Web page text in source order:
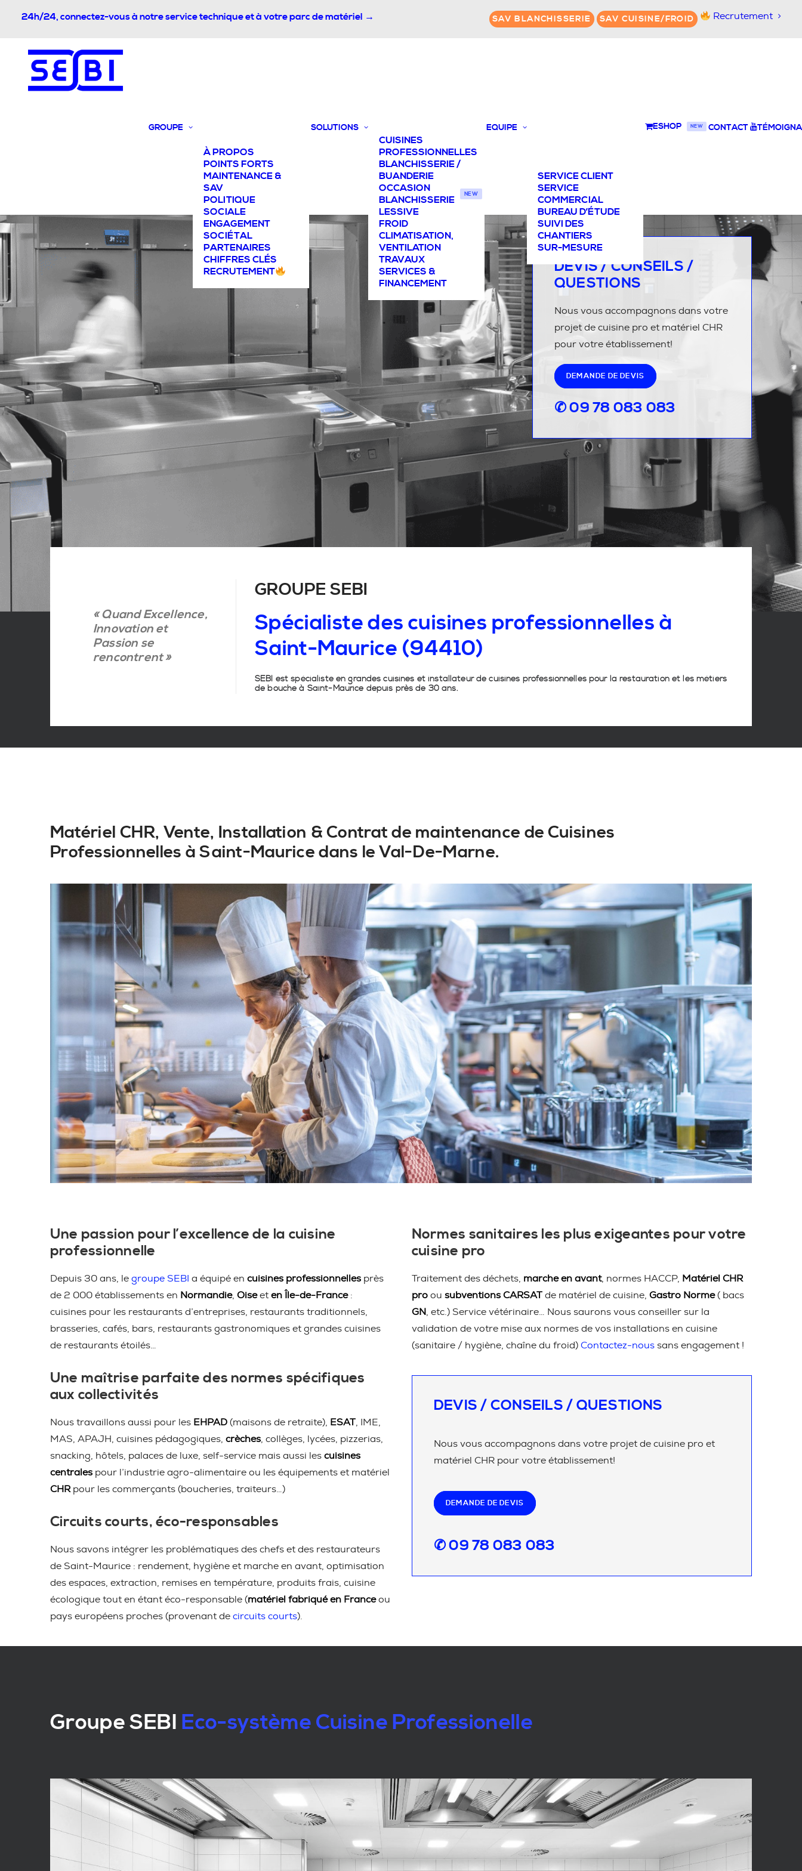
24h/24, connectez-vous à notre service technique et à votre parc de matériel → SAV BLANCHISSERIE SAV CUISINE/FROID Recrutement
GROUPE
À PROPOS
POINTS FORTS
MAINTENANCE &
SAV
POLITIQUE
SOCIALE
ENGAGEMENT
SOCIÉTAL
PARTENAIRES
CHIFFRES CLÉS
RECRUTEMENT
SOLUTIONS
CUISINES
PROFESSIONNELLES
BLANCHISSERIE /
BUANDERIE
OCCASION
BLANCHISSERIE
NEW
LESSIVE
FROID
CLIMATISATION,
VENTILATION
TRAVAUX
SERVICES &
FINANCEMENT
EQUIPE
SERVICE CLIENT
SERVICE
COMMERCIAL
BUREAU D’ÉTUDE
SUIVI DES
CHANTIERS
SUR-MESURE
ESHOP NEW CONTACT
DEVIS / CONSEILS /
QUESTIONS
Nous vous accompagnons dans votre
projet de cuisine pro et matériel CHR
pour votre établissement!
DEMANDE DE DEVIS
✆ 09 78 083 083
« Quand Excellence,
Innovation et
Passion se
rencontrent »
GROUPE SEBI
Spécialistedes cuisines professionnelles à
Saint-Maurice (94410)
SEBI est spécialiste en grandes cuisines et installateur de cuisines professionnelles pour la restauration et les métiers
de bouche à Saint-Maurice depuis près de 30 ans.
Matériel CHR, Vente, Installation & Contrat de maintenance de Cuisines
Professionnelles à Saint-Maurice dans le Val-De-Marne.
Une passion pour l’excellence de la cuisine
professionnelle
Depuis 30 ans, le groupe SEBI a équipé en cuisines professionnelles près
de 2 000 établissements en Normandie, Oiseet en Île-de-France:
cuisines pour les restaurants d’entreprises, restaurants traditionnels,
brasseries, cafés, bars, restaurants gastronomiques et grandes cuisines
de restaurants étoilés…
Une maîtrise parfaite des normes spécifiques
aux collectivités
Nous travaillons aussi pour les EHPAD (maisons de retraite), ESAT , IME,
MAS, APAJH, cuisines pédagogiques, crèches , collèges, lycées, pizzerias,
snacking, hôtels, palaces de luxe, self-service mais aussi les cuisines
centrales pour l’industrie agro-alimentaire ou les équipements et matériel
CHR pour les commerçants (boucheries, traiteurs…)
Circuits courts, éco-responsables
Nous savons intégrer les problématiques des chefs et des restaurateurs
de Saint-Maurice : rendement, hygiène et marche en avant, optimisation
des espaces, extraction, remises en température, produits frais, cuisine
écologique tout en étant éco-responsable (matériel fabriqué en Franceou
pays européens proches (provenant de circuits courts).
Normes sanitaires les plus exigeantes pour votre
cuisine pro
Traitement des déchets, marche en avant, normes HACCP,
Matériel CHR
pro ou subventions CARSAT de matériel de cuisine, Gastro Norme( bacs
GN
, etc.) Service vétérinaire… Nous saurons vous conseiller sur la
validation de votre mise aux normes de vos installations en cuisine
(sanitaire / hygiène, chaîne du froid) Contactez-nous sans engagement !
DEVIS / CONSEILS / QUESTIONS
Nous vous accompagnons dans votre projet de cuisine pro et
matériel CHR pour votre établissement!
DEMANDE DE DEVIS
✆ 09 78 083 083
Groupe SEBI Eco-système Cuisine Professionelle